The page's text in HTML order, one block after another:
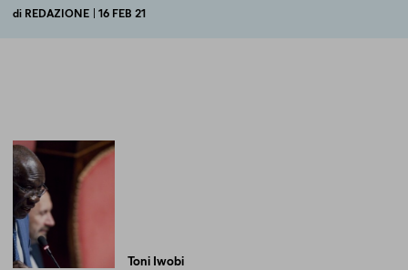
di REDAZIONE | 16 FEB 21
Toni Iwobi